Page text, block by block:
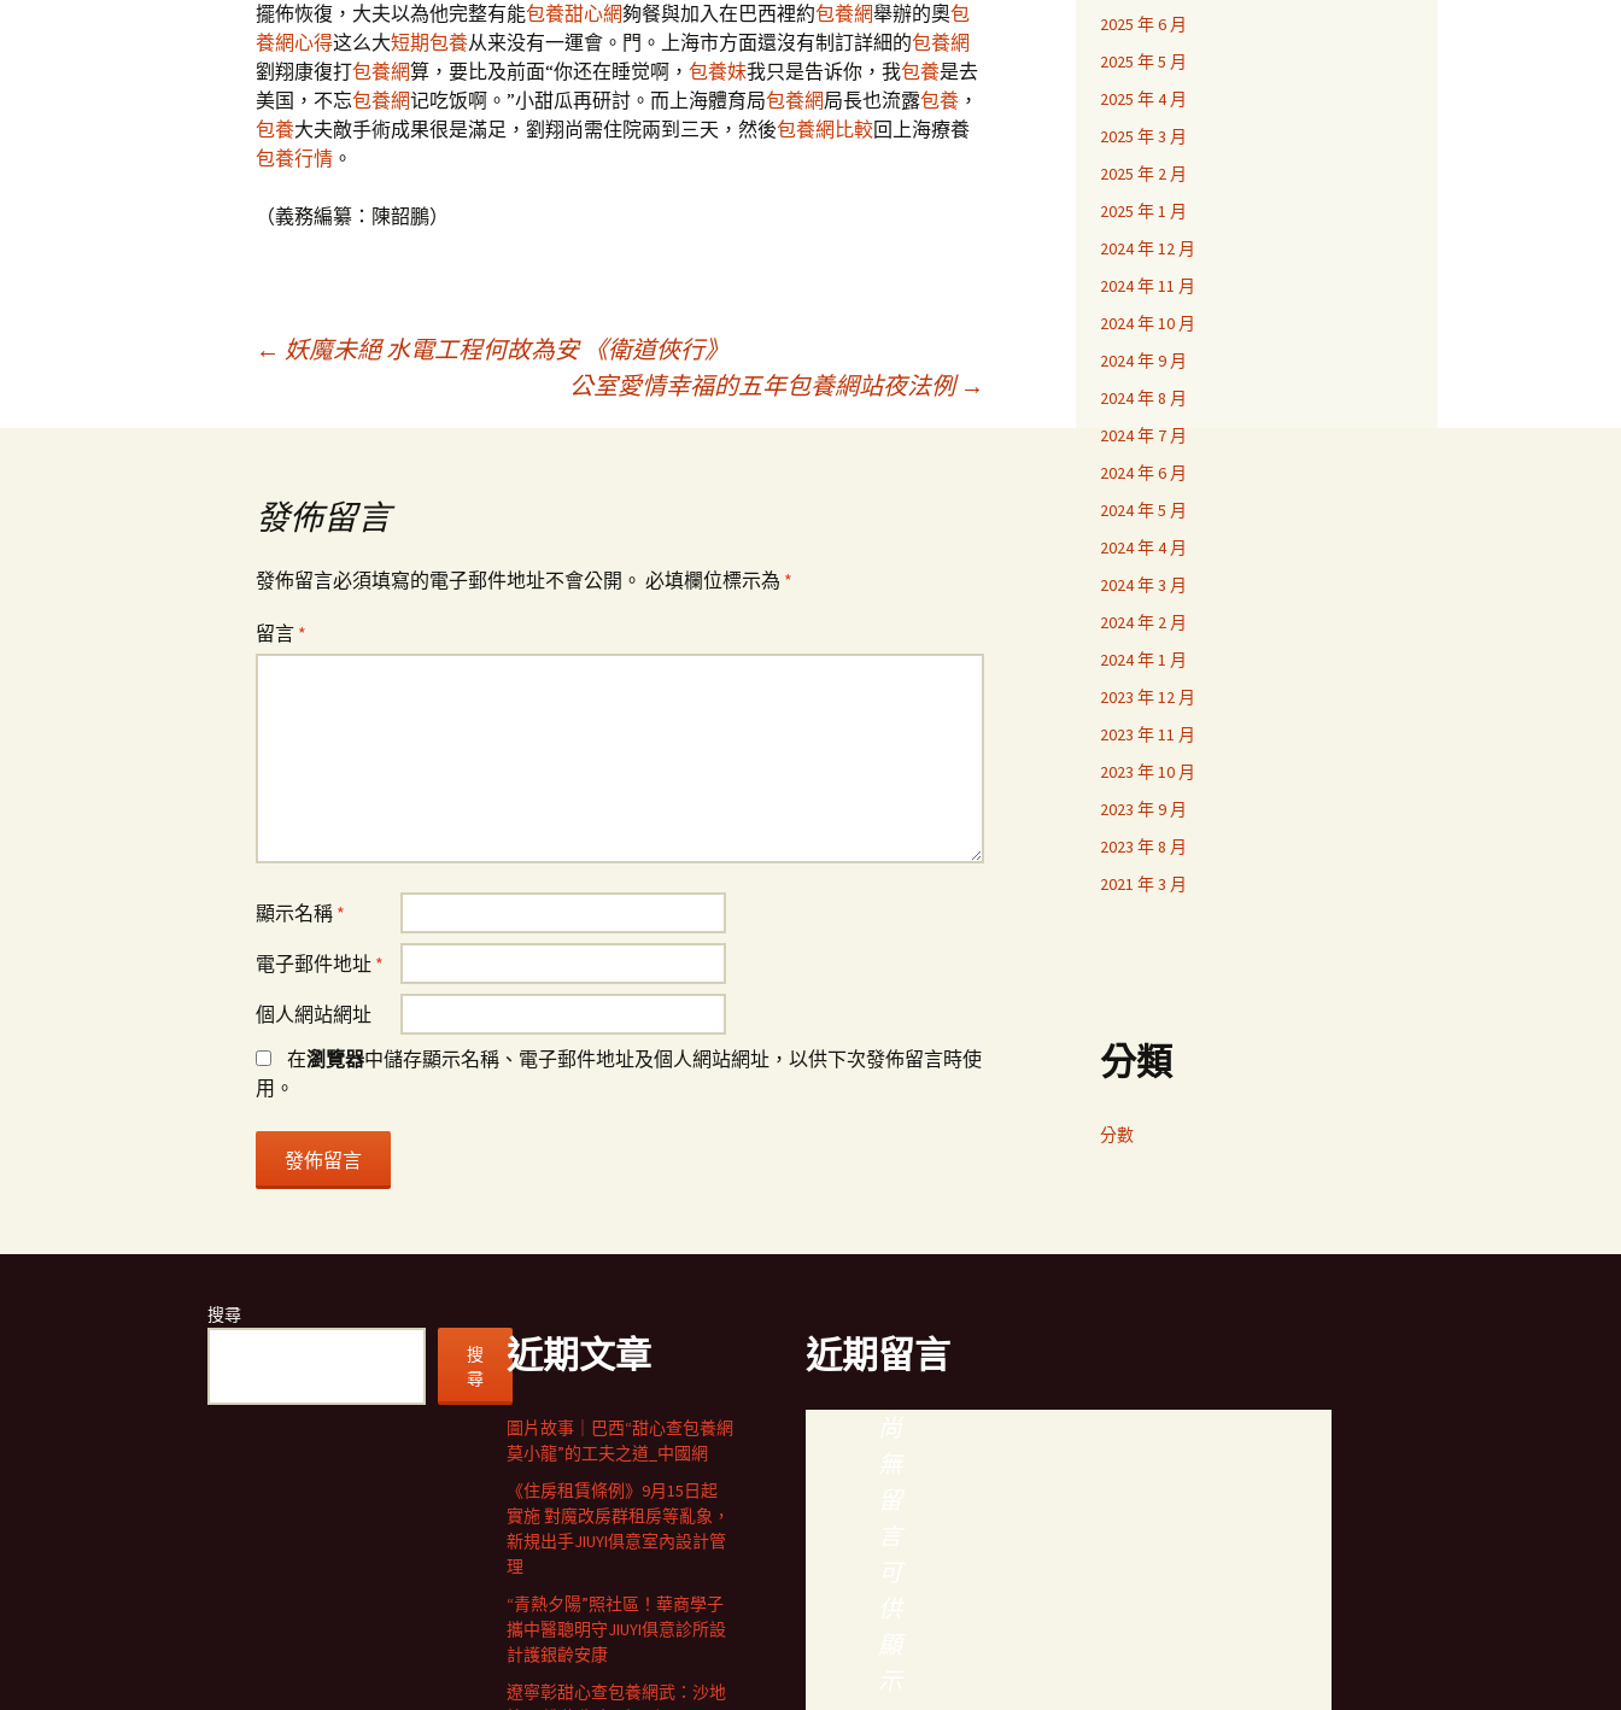
擺佈恢復，大夫以為他完整有能包養甜心網夠餐與加入在巴西裡約包養網舉辦的奧包
養網心得这么大短期包養从来没有一運會。門。上海市方面還沒有制訂詳細的包養網
劉翔康復打包養網算，要比及前面“你还在睡觉啊， 包養妹我只是告诉你，我包養是去
美国，不忘包養網记吃饭啊。”小甜瓜再研討。而上海體育局包養網局長也流露包養 ，
包養大夫敵手術成果很是滿足，劉翔尚需住院兩到三天，然後包養網比較回上海療養
包養行情 。
（義務編纂：陳韶鵬）
章
← 妖魔未絕 水電工程何故為安 《衛道俠行》
公室愛情幸福的五年包養網站夜法例 →
發佈留言
發佈留言必須填寫的電子郵件地址不會公開。 必填欄位標示為 *
留言 *
顯示名稱 *
電子郵件地址 *
個人網站網址
在瀏覽器中儲存顯示名稱、電子郵件地址及個人網站網址，以供下次發佈留言時使
用。
2025 年 6 月
2025 年 5 月
2025 年 4 月
2025 年 3 月
2025 年 2 月
2025 年 1 月
2024 年 12 月
2024 年 11 月
2024 年 10 月
2024 年 9 月
2024 年 8 月
2024 年 7 月
2024 年 6 月
2024 年 5 月
2024 年 4 月
2024 年 3 月
2024 年 2 月
2024 年 1 月
2023 年 12 月
2023 年 11 月
2023 年 10 月
2023 年 9 月
2023 年 8 月
2021 年 3 月
分類
分數
搜尋
搜
尋
近期文章
圖片故事｜巴西“甜心查包養網
莫小龍”的工夫之道_中國網
《住房租賃條例》9月15日起
實施 對魔改房群租房等亂象，
新規出手JIUYI俱意室內設計管
理
“青熱夕陽”照社區！華商學子
攜中醫聰明守JIUYI俱意診所設
計護銀齡安康
遼寧彰甜心查包養網武：沙地
近期留言
尚
無
留
言
可
供
顯
示